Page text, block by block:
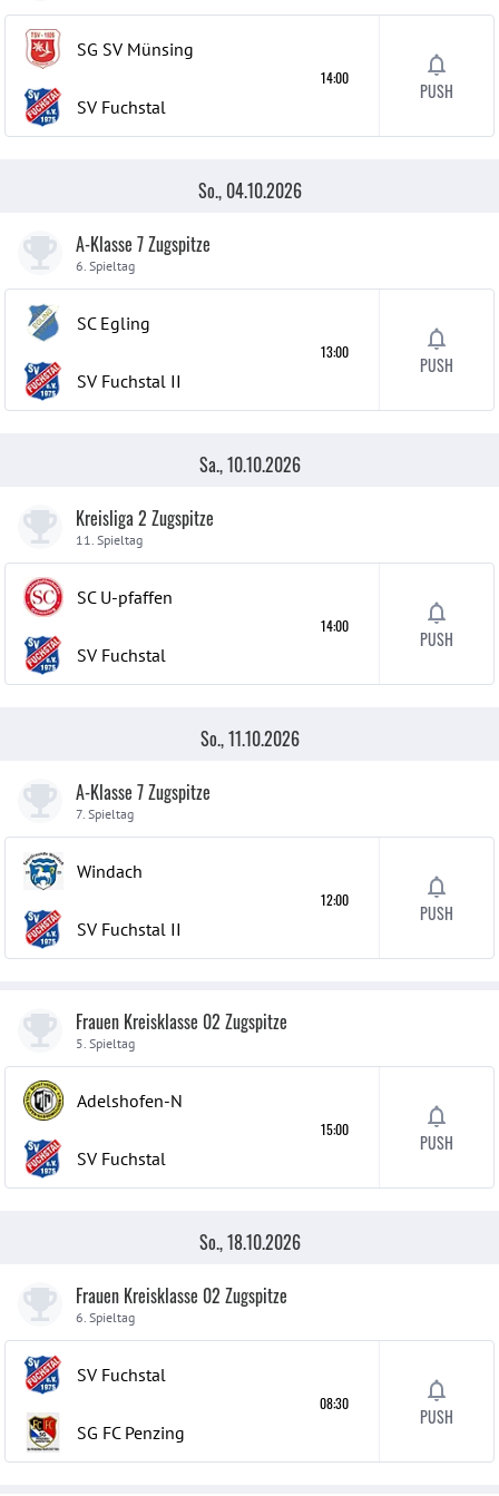
SG SV Münsing
SV Fuchstal
14:00
PUSH
So., 04.10.2026
A-Klasse 7 Zugspitze
6. Spieltag
SC Egling
SV Fuchstal II
13:00
PUSH
Sa., 10.10.2026
Kreisliga 2 Zugspitze
11. Spieltag
SC U-pfaffen
SV Fuchstal
14:00
PUSH
So., 11.10.2026
A-Klasse 7 Zugspitze
7. Spieltag
Windach
SV Fuchstal II
12:00
PUSH
Frauen Kreisklasse 02 Zugspitze
5. Spieltag
Adelshofen-N
SV Fuchstal
15:00
PUSH
So., 18.10.2026
Frauen Kreisklasse 02 Zugspitze
6. Spieltag
SV Fuchstal
SG FC Penzing
08:30
PUSH